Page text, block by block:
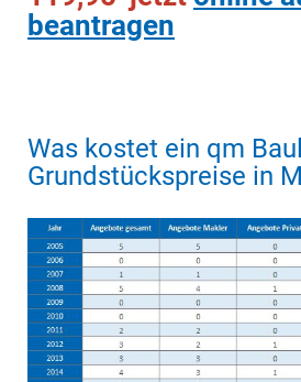
beantragen
Was kostet ein qm
Grundstückspreise in